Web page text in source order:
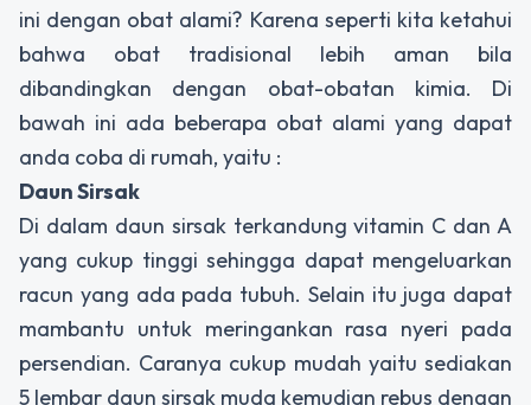
ini dengan obat alami? Karena seperti kita ketahui
bahwa obat tradisional lebih aman bila
dibandingkan dengan obat-obatan kimia. Di
bawah ini ada beberapa obat alami yang dapat
anda coba di rumah, yaitu :
Daun Sirsak
Di dalam daun sirsak terkandung vitamin C dan A
yang cukup tinggi sehingga dapat mengeluarkan
racun yang ada pada tubuh. Selain itu juga dapat
mambantu untuk meringankan rasa nyeri pada
persendian. Caranya cukup mudah yaitu sediakan
5 lembar daun sirsak muda kemudian rebus dengan